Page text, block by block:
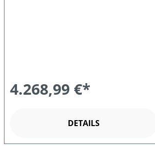
4.268,99 €*
DETAILS